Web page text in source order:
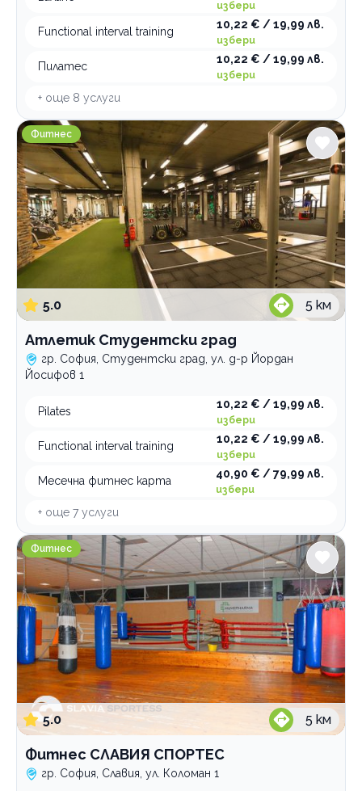
избери
Functional interval training
10,22 € / 19,99 лв.
избери
Пилатес
10,22 € / 19,99 лв.
избери
+ още 8 услуги
Атлетик Студентски град
Фитнес
5.0 5 км
Атлетик Студентски град
гр. София, Студентски град, ул. д-р Йордан
Йосифов 1
Pilates
10,22 € / 19,99 лв.
избери
Functional interval training
10,22 € / 19,99 лв.
избери
Месечна фитнес карта
40,90 € / 79,99 лв.
избери
+ още 7 услуги
Фитнес СЛАВИЯ СПОРТЕС
Фитнес
5.0 5 км
Фитнес СЛАВИЯ СПОРТЕС
гр. София, Славия, ул. Коломан 1